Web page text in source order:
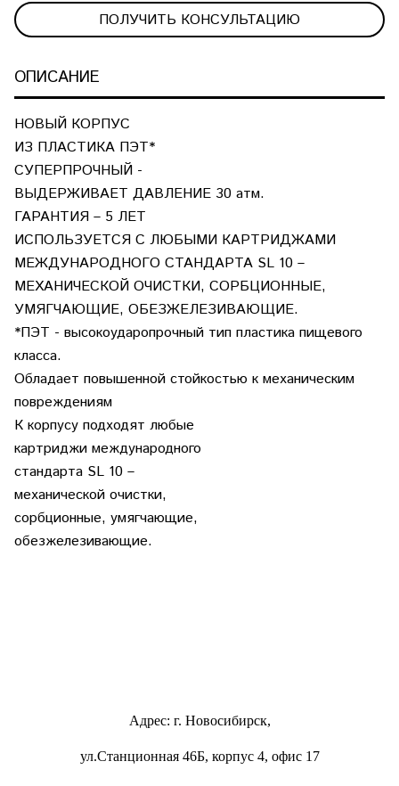
ПОЛУЧИТЬ КОНСУЛЬТАЦИЮ
ОПИСАНИЕ
НОВЫЙ КОРПУС
ИЗ ПЛАСТИКА ПЭТ*
СУПЕРПРОЧНЫЙ -
ВЫДЕРЖИВАЕТ ДАВЛЕНИЕ 30 атм.
ГАРАНТИЯ – 5 ЛЕТ
ИСПОЛЬЗУЕТСЯ С ЛЮБЫМИ КАРТРИДЖАМИ
МЕЖДУНАРОДНОГО СТАНДАРТА SL 10 –
МЕХАНИЧЕСКОЙ ОЧИСТКИ, СОРБЦИОННЫЕ,
УМЯГЧАЮЩИЕ, ОБЕЗЖЕЛЕЗИВАЮЩИЕ.
*ПЭТ - высокоударопрочный тип пластика пищевого
класса.
Обладает повышенной стойкостью к механическим
повреждениям
К корпусу подходят любые
картриджи международного
стандарта SL 10 –
механической очистки,
сорбционные, умягчающие,
обезжелезивающие.
Адрес: г. Новосибирск,
ул.Станционная 46Б, корпус 4, офис 17